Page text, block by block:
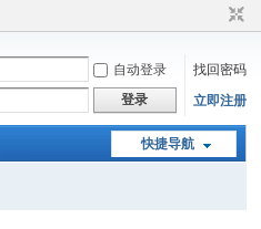
自动登录
找回密码
登录 立即注册
快捷导航